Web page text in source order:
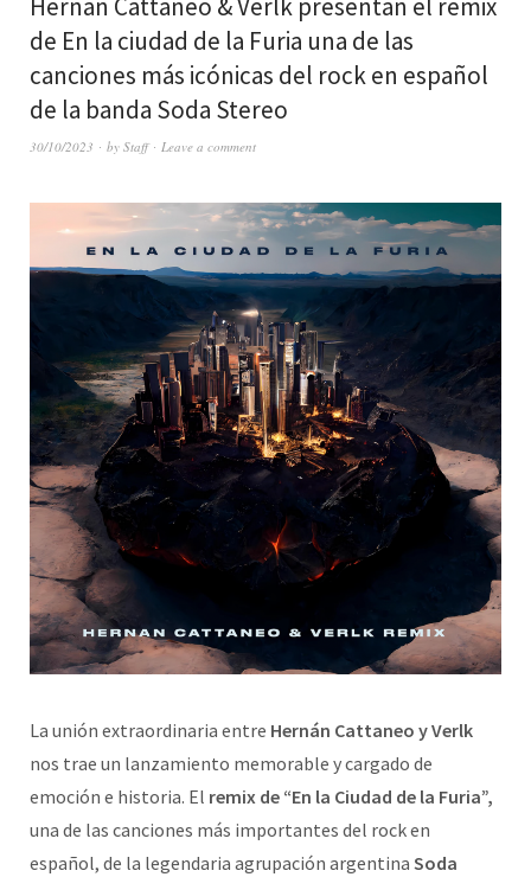
Hernan Cattaneo & Verlk presentan el remix
de En la ciudad de la Furia una de las
canciones más icónicas del rock en español
de la banda Soda Stereo
30/10/2023 by Staff Leave a comment
La unión extraordinaria entre Hernán Cattaneo y Verlk
nos trae un lanzamiento memorable y cargado de
emoción e historia. El remix de “En la Ciudad de la Furia”,
una de las canciones más importantes del rock en
español, de la legendaria agrupación argentina Soda